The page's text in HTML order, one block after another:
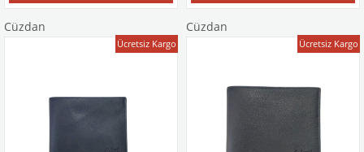
Cüzdan
Ücretsiz Kargo
Cüzdan
Ücretsiz Kargo